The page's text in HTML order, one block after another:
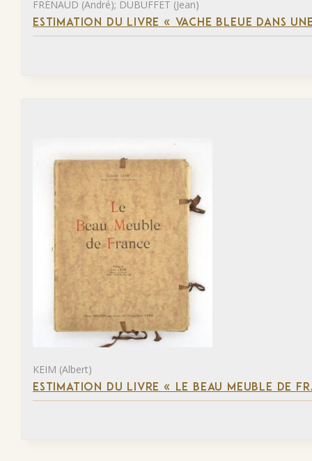
FRÉNAUD (André); DUBUFFET (Jean)
ESTIMATION DU LIVRE « VACHE BLEUE DANS
KEIM (Albert)
ESTIMATION DU LIVRE « LE BEAU MEUBLE DE